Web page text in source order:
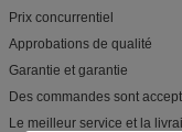
Prix concurrentiel
Approbations de qualité
Garantie et garantie
Des commandes sont
Le meilleur service et la